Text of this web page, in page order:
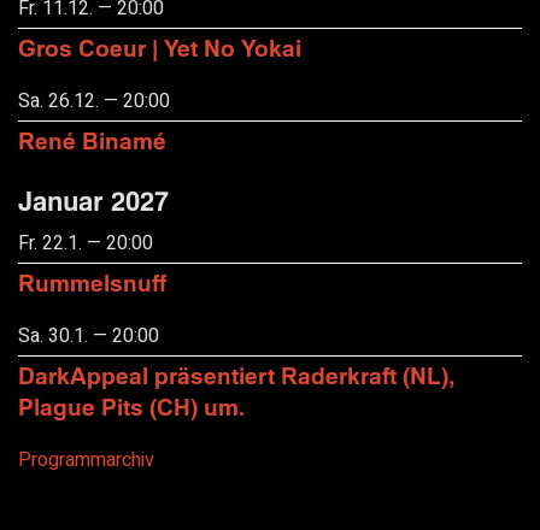
Fr. 11.12. — 20:00
Gros Coeur | Yet No Yokai
Sa. 26.12. — 20:00
René Binamé
Januar 2027
Fr. 22.1. — 20:00
Rummelsnuff
Sa. 30.1. — 20:00
DarkAppeal präsentiert Raderkraft (NL),
Plague Pits (CH) um.
Programmarchiv